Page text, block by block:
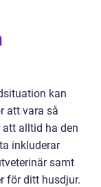
kan
att vara så
alltid ha den
inkluderar
samt
för ditt husdjur.